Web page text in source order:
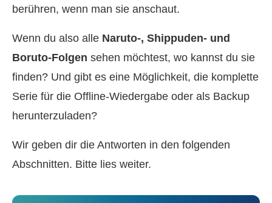
berühren, wenn man sie anschaut.
Wenn du also alle Naruto-, Shippuden- und
Boruto-Folgen sehen möchtest, wo kannst du sie
finden? Und gibt es eine Möglichkeit, die komplette
Serie für die Offline-Wiedergabe oder als Backup
herunterzuladen?
Wir geben dir die Antworten in den folgenden
Abschnitten. Bitte lies weiter.